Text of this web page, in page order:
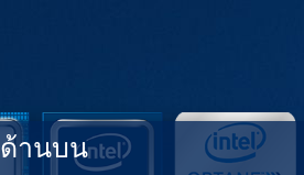
ด้านบน